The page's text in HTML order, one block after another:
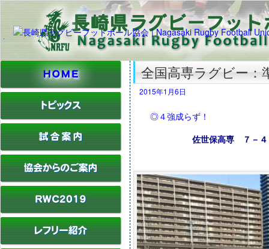
全国高専ラグビー：
2015年1月6日
◎４強成らず！
佐世保高専 ７－４５